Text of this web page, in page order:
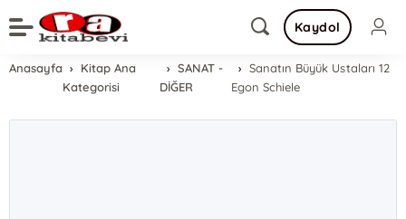
Kaydol
Anasayfa
Kitap Ana
Kategorisi
SANAT -
DİĞER
Sanatın Büyük Ustaları 12
Egon Schiele